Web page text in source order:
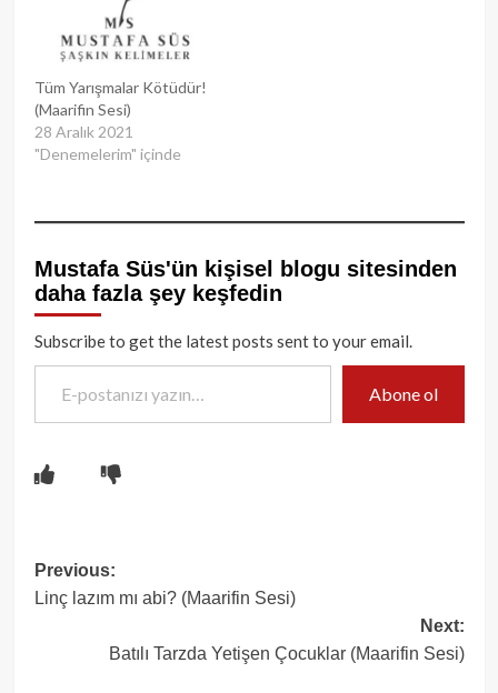
Tüm Yarışmalar Kötüdür!
(Maarifin Sesi)
28 Aralık 2021
"Denemelerim" içinde
Mustafa Süs'ün kişisel blogu sitesinden
daha fazla şey keşfedin
Subscribe to get the latest posts sent to your email.
E-postanızı yazın…
Abone ol
Post
navigation
Previous:
Linç lazım mı abi? (Maarifin Sesi)
Next:
Batılı Tarzda Yetişen Çocuklar (Maarifin Sesi)